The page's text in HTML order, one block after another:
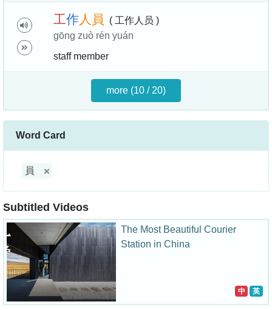
工作人 員
( 工作人员 )
gōng zuò rén yuán
staff member
more (10 / 20)
Word Card
員
Subtitled Videos
The Most Beautiful Courier
Station in China
中 英